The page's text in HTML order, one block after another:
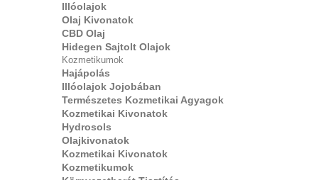
Illóolajok
Olaj Kivonatok
CBD Olaj
Hidegen Sajtolt Olajok
Kozmetikumok
Hajápolás
Illóolajok Jojobában
Természetes Kozmetikai Agyagok
Kozmetikai Kivonatok
Hydrosols
Olajkivonatok
Kozmetikai Kivonatok
Kozmetikumok